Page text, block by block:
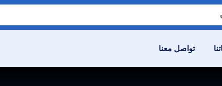
تواصل معنا